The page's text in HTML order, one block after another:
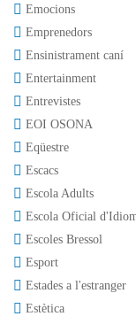
Emocions
Emprenedors
Ensinistrament caní
Entertainment
Entrevistes
EOI OSONA
Eqüestre
Escacs
Escola Adults
Escola Oficial
Escoles Bressol
Esport
Estades a l'estranger
Estètica